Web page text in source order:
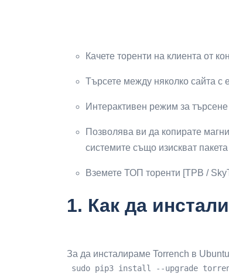
Качете торенти на клиента от
Търсете между няколко сайта с
Интерактивен режим за
Позволява ви да копирате
системите също изискват
Вземете ТОП торенти [TPB /
1. Как да
За да инсталираме Torrench в
sudo pip3 install --upgrade